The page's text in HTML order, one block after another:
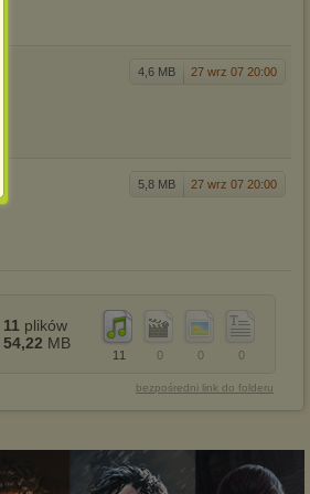
4,6 MB 27 wrz 07 20:00
5,8 MB 27 wrz 07 20:00
0
0
0
11
11 plików
54,22 MB
bezpośredni link do folderu